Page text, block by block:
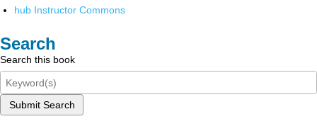
hub Instructor Commons
Search
Search this book
Submit Search